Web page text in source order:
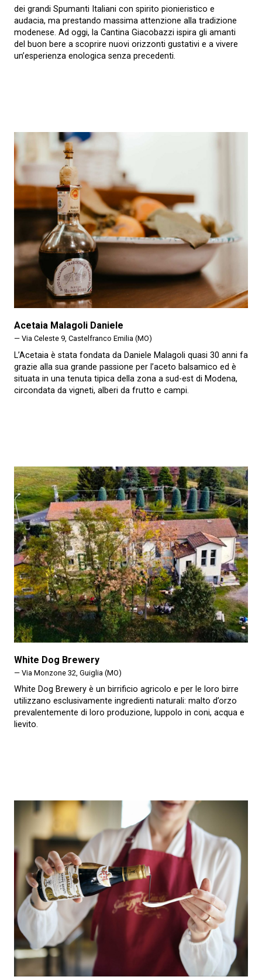
dei grandi Spumanti Italiani con spirito pionieristico e
audacia, ma prestando massima attenzione alla tradizione
modenese. Ad oggi, la Cantina Giacobazzi ispira gli amanti
del buon bere a scoprire nuovi orizzonti gustativi e a vivere
un’esperienza enologica senza precedenti.
Acetaia Malagoli Daniele
— Via Celeste 9, Castelfranco Emilia (MO)
L’Acetaia è stata fondata da Daniele Malagoli quasi 30 anni fa
grazie alla sua grande passione per l’aceto balsamico ed è
situata in una tenuta tipica della zona a sud-est di Modena,
circondata da vigneti, alberi da frutto e campi.
White Dog Brewery
— Via Monzone 32, Guiglia (MO)
White Dog Brewery è un birrificio agricolo e per le loro birre
utilizzano esclusivamente ingredienti naturali: malto d’orzo
prevalentemente di loro produzione, luppolo in coni, acqua e
lievito.